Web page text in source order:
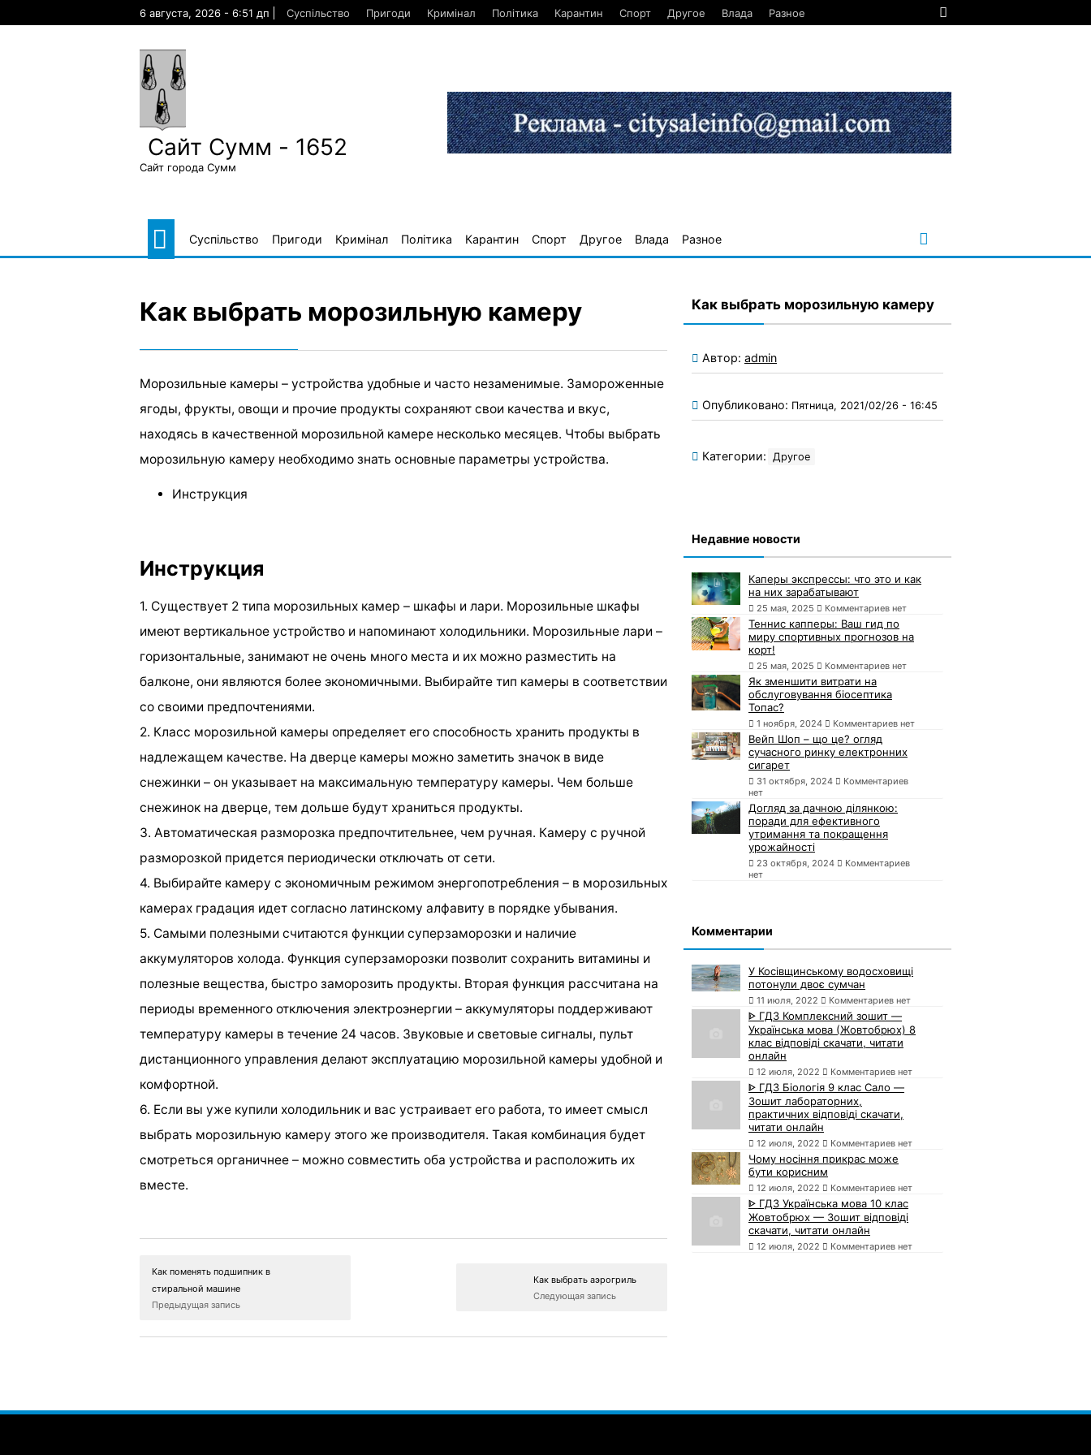
6 августа, 2026 - 6:51 дп Суспільство Пригоди Кримінал Політика Карантин Спорт Другое Влада Разное
Сайт Сумм - 1652
Сайт города Сумм
Суспільство Пригоди Кримінал Політика Карантин Спорт Другое Влада Разное
Как выбрать морозильную камеру
Морозильные камеры – устройства удобные и часто незаменимые. Замороженные
ягоды, фрукты, овощи и прочие продукты сохраняют свои качества и вкус,
находясь в качественной морозильной камере несколько месяцев. Чтобы выбрать
морозильную камеру необходимо знать основные параметры устройства.
Инструкция
Инструкция
1. Существует 2 типа морозильных камер – шкафы и лари. Морозильные шкафы
имеют вертикальное устройство и напоминают холодильники. Морозильные лари –
горизонтальные, занимают не очень много места и их можно разместить на
балконе, они являются более экономичными. Выбирайте тип камеры в соответствии
со своими предпочтениями.
2. Класс морозильной камеры определяет его способность хранить продукты в
надлежащем качестве. На дверце камеры можно заметить значок в виде
снежинки – он указывает на максимальную температуру камеры. Чем больше
снежинок на дверце, тем дольше будут храниться продукты.
3. Автоматическая разморозка предпочтительнее, чем ручная. Камеру с ручной
разморозкой придется периодически отключать от сети.
4. Выбирайте камеру с экономичным режимом энергопотребления – в морозильных
камерах градация идет согласно латинскому алфавиту в порядке убывания.
5. Самыми полезными считаются функции суперзаморозки и наличие
аккумуляторов холода. Функция суперзаморозки позволит сохранить витамины и
полезные вещества, быстро заморозить продукты. Вторая функция рассчитана на
периоды временного отключения электроэнергии – аккумуляторы поддерживают
температуру камеры в течение 24 часов. Звуковые и световые сигналы, пульт
дистанционного управления делают эксплуатацию морозильной камеры удобной и
комфортной.
6. Если вы уже купили холодильник и вас устраивает его работа, то имеет смысл
выбрать морозильную камеру этого же производителя. Такая комбинация будет
смотреться органичнее – можно совместить оба устройства и расположить их
вместе.
Как поменять подшипник в
стиральной машине
Предыдущая запись
Как выбрать аэрогриль
Следующая запись
Как выбрать морозильную камеру
Автор: admin
Опубликовано: Пятница, 2021/02/26 - 16:45
Категории: Другое
Недавние новости
Каперы экспрессы: что это и как
на них зарабатывают
25 мая, 2025 Комментариев нет
Теннис капперы: Ваш гид по
миру спортивных прогнозов на
корт!
25 мая, 2025 Комментариев нет
Як зменшити витрати на
обслуговування біосептика
Топас?
1 ноября, 2024 Комментариев нет
Вейп Шоп – що це? огляд
сучасного ринку електронних
сигарет
31 октября, 2024
Комментариев
нет
Догляд за дачною ділянкою:
поради для ефективного
утримання та покращення
урожайності
23 октября, 2024
Комментариев
нет
Комментарии
У Косівщинському водосховищі
потонули двоє сумчан
11 июля, 2022 Комментариев нет
ᐈ ГДЗ Комплексний зошит —
Українська мова (Жовтобрюх) 8
клас відповіді скачати, читати
онлайн
12 июля, 2022 Комментариев нет
ᐈ ГДЗ Біологія 9 клас Сало —
Зошит лабораторних,
практичних відповіді скачати,
читати онлайн
12 июля, 2022 Комментариев нет
Чому носіння прикрас може
бути корисним
12 июля, 2022 Комментариев нет
ᐈ ГДЗ Українська мова 10 клас
Жовтобрюх — Зошит відповіді
скачати, читати онлайн
12 июля, 2022 Комментариев нет